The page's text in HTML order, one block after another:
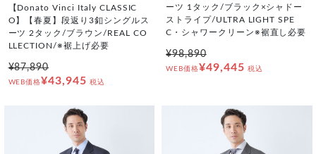
【Donato Vinci Italy CLASSIC
O】【春夏】段返り3釦シングルス
ーツ 2タック/ブラウン/REAL CO
LLECTION/※裾上げ必要
¥87,890
WEB価格¥43,945 税込
ーツ 1タック/ブラック×シャドー
ストライプ/ULTRA LIGHT SPE
C・シャワークリーン※裾直し必要
¥98,890
WEB価格¥49,445 税込